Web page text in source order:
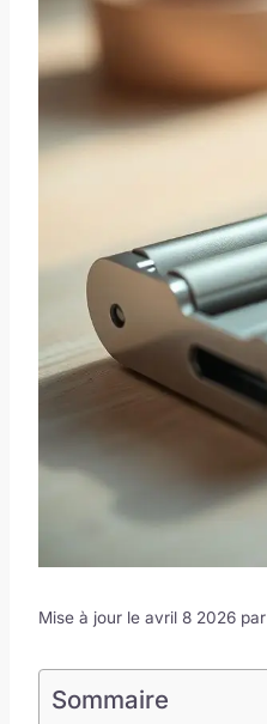
Mise à jour le avril 8 2026 par
Sommaire